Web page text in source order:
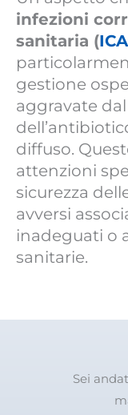
infezioni
sanitaria (ICA
gestione
aggravate
diffuso.
attenzioni
sicurezza
avversi
inadeguati o
sanitarie.
Sei